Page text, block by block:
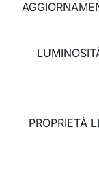
PROPRIETÀ